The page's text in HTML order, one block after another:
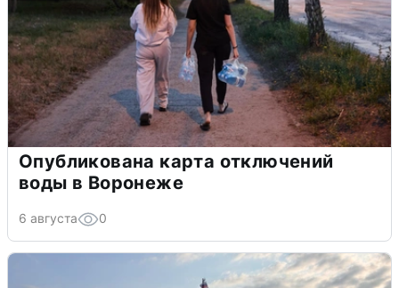
Опубликована карта отключений
воды в Воронеже
6 августа 0